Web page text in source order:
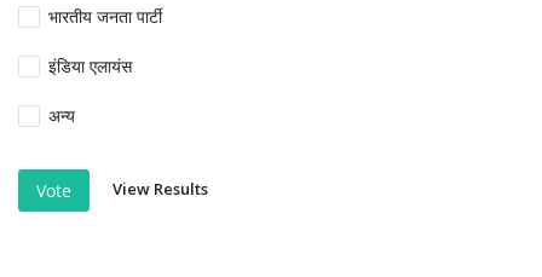
भारतीय जनता पार्टी
इंडिया एलायंस
अन्य
Vote View Results